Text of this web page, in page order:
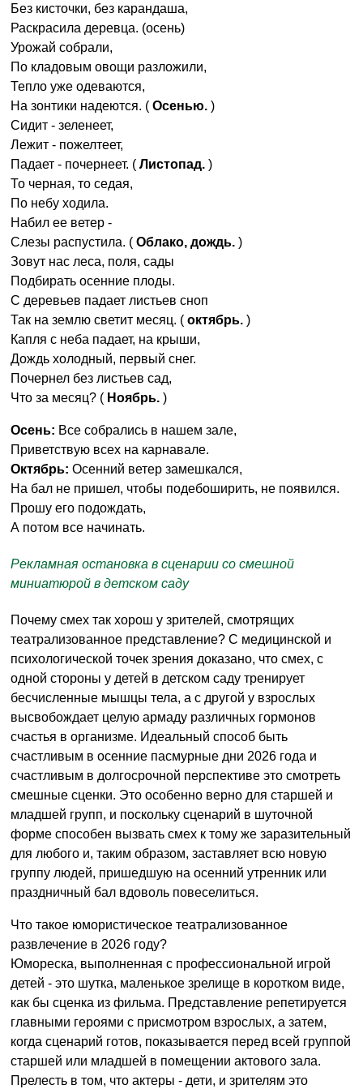
Без кисточки, без карандаша,
Раскрасила деревца. (осень)
Урожай собрали,
По кладовым овощи разложили,
Тепло уже одеваются,
На зонтики надеются. ( Осенью. )
Сидит - зеленеет,
Лежит - пожелтеет,
Падает - почернеет. ( Листопад. )
То черная, то седая,
По небу ходила.
Набил ее ветер -
Слезы распустила. ( Облако, дождь. )
Зовут нас леса, поля, сады
Подбирать осенние плоды.
С деревьев падает листьев сноп
Так на землю светит месяц. ( октябрь. )
Капля с неба падает, на крыши,
Дождь холодный, первый снег.
Почернел без листьев сад,
Что за месяц? ( Ноябрь. )
Осень: Все собрались в нашем зале,
Приветствую всех на карнавале.
Октябрь: Осенний ветер замешкался,
На бал не пришел, чтобы подебоширить, не появился.
Прошу его подождать,
А потом все начинать.
Рекламная остановка в сценарии со смешной
миниатюрой в детском саду
Почему смех так хорош у зрителей, смотрящих
театрализованное представление? С медицинской и
психологической точек зрения доказано, что смех, с
одной стороны у детей в детском саду тренирует
бесчисленные мышцы тела, а с другой у взрослых
высвобождает целую армаду различных гормонов
счастья в организме. Идеальный способ быть
счастливым в осенние пасмурные дни 2026 года и
счастливым в долгосрочной перспективе это смотреть
смешные сценки. Это особенно верно для старшей и
младшей групп, и поскольку сценарий в шуточной
форме способен вызвать смех к тому же заразительный
для любого и, таким образом, заставляет всю новую
группу людей, пришедшую на осенний утренник или
праздничный бал вдоволь повеселиться.
Что такое юмористическое театрализованное
развлечение в 2026 году?
Юмореска, выполненная с профессиональной игрой
детей - это шутка, маленькое зрелище в коротком виде,
как бы сценка из фильма. Представление репетируется
главными героями с присмотром взрослых, а затем,
когда сценарий готов, показывается перед всей группой
старшей или младшей в помещении актового зала.
Прелесть в том, что актеры - дети, и зрителям это